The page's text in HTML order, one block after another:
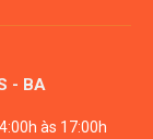
- BA
às 17:00h